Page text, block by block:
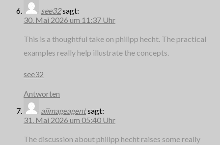
see32sagt:
30. Mai 2026 um 11:37 Uhr
This is a thoughtful take on philipp hecht. The practical
examples really help illustrate the concepts.
see32
Antworten
aiimageagentsagt:
31. Mai 2026 um 05:40 Uhr
The discussion about philipp hecht raises some really